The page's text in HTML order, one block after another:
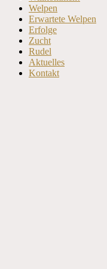
oben
scrollen
Welpen
Erwartete Welpen
Erfolge
Zucht
Rudel
Aktuelles
Kontakt